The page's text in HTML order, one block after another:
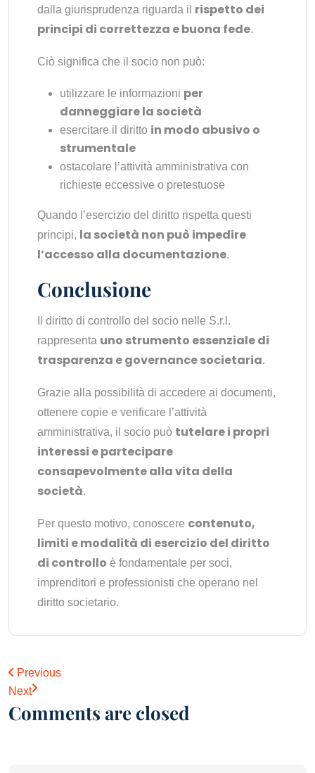
dalla giurisprudenza riguarda il rispetto dei
principi di correttezza e buona fede.
Ciò significa che il socio non può:
utilizzare le informazioni per
danneggiare la società
esercitare il diritto in modo abusivo o
strumentale
ostacolare l’attività amministrativa con
richieste eccessive o pretestuose
Quando l’esercizio del diritto rispetta questi
principi, la società non può impedire
l’accesso alla documentazione.
Conclusione
Il diritto di controllo del socio nelle S.r.l.
rappresenta uno strumento essenziale di
trasparenza e governance societaria.
Grazie alla possibilità di accedere ai documenti,
ottenere copie e verificare l’attività
amministrativa, il socio può tutelare i propri
interessi e partecipare
consapevolmente alla vita della
società.
Per questo motivo, conoscere contenuto,
limiti e modalità di esercizio del diritto
di controllo è fondamentale per soci,
imprenditori e professionisti che operano nel
diritto societario.
Previous
Next
Comments are closed